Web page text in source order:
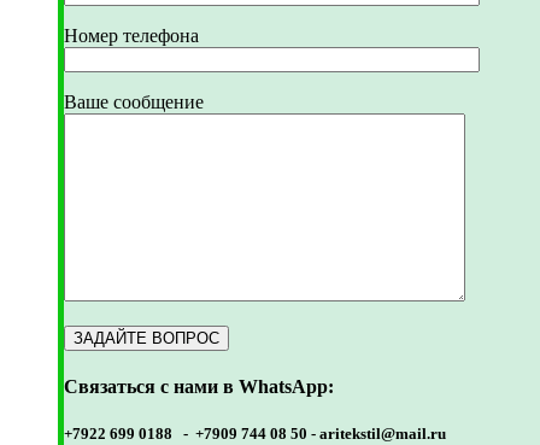
Номер телефона
Ваше сообщение
Связаться с нами в WhatsApp:
+7922 699 0188 - +7909 744 08 50 - aritekstil@mail.ru